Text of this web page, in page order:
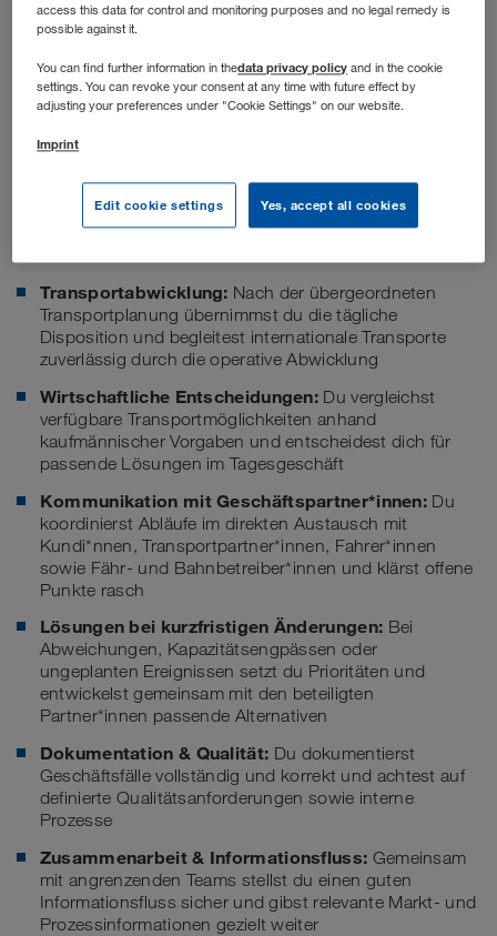
Stellenbeschreibung
Transportabwicklung: Nach der übergeordneten
Transportplanung übernimmst du die tägliche
Disposition und begleitest internationale Transporte
zuverlässig durch die operative Abwicklung
Wirtschaftliche Entscheidungen: Du vergleichst
verfügbare Transportmöglichkeiten anhand
kaufmännischer Vorgaben und entscheidest dich für
passende Lösungen im Tagesgeschäft
Kommunikation mit Geschäftspartner*innen: Du
koordinierst Abläufe im direkten Austausch mit
Kundi*nnen, Transportpartner*innen, Fahrer*innen
sowie Fähr- und Bahnbetreiber*innen und klärst offene
Punkte rasch
Lösungen bei kurzfristigen Änderungen: Bei
Abweichungen, Kapazitätsengpässen oder
ungeplanten Ereignissen setzt du Prioritäten und
entwickelst gemeinsam mit den beteiligten
Partner*innen passende Alternativen
Dokumentation & Qualität: Du dokumentierst
Geschäftsfälle vollständig und korrekt und achtest auf
definierte Qualitätsanforderungen sowie interne
Prozesse
Zusammenarbeit & Informationsfluss: Gemeinsam
mit angrenzenden Teams stellst du einen guten
Informationsfluss sicher und gibst relevante Markt- und
Prozessinformationen gezielt weiter
access this data for control and monitoring purposes and no legal remedy is
possible against it.
You can find further information in thedata privacy policy and in the cookie
settings. You can revoke your consent at any time with future effect by
adjusting your preferences under "Cookie Settings" on our website.
Imprint
Edit cookie settings Yes, accept all cookies